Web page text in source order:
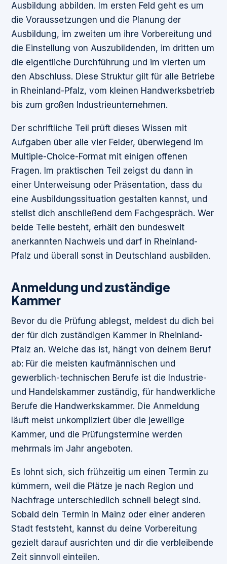
Ausbildung abbilden. Im ersten Feld geht es um
die Voraussetzungen und die Planung der
Ausbildung, im zweiten um ihre Vorbereitung und
die Einstellung von Auszubildenden, im dritten um
die eigentliche Durchführung und im vierten um
den Abschluss. Diese Struktur gilt für alle Betriebe
in Rheinland-Pfalz, vom kleinen Handwerksbetrieb
bis zum großen Industrieunternehmen.
Der schriftliche Teil prüft dieses Wissen mit
Aufgaben über alle vier Felder, überwiegend im
Multiple-Choice-Format mit einigen offenen
Fragen. Im praktischen Teil zeigst du dann in
einer Unterweisung oder Präsentation, dass du
eine Ausbildungssituation gestalten kannst, und
stellst dich anschließend dem Fachgespräch. Wer
beide Teile besteht, erhält den bundesweit
anerkannten Nachweis und darf in Rheinland-
Pfalz und überall sonst in Deutschland ausbilden.
Anmeldung und zuständige
Kammer
Bevor du die Prüfung ablegst, meldest du dich bei
der für dich zuständigen Kammer in Rheinland-
Pfalz an. Welche das ist, hängt von deinem Beruf
ab: Für die meisten kaufmännischen und
gewerblich-technischen Berufe ist die Industrie-
und Handelskammer zuständig, für handwerkliche
Berufe die Handwerkskammer. Die Anmeldung
läuft meist unkompliziert über die jeweilige
Kammer, und die Prüfungstermine werden
mehrmals im Jahr angeboten.
Es lohnt sich, sich frühzeitig um einen Termin zu
kümmern, weil die Plätze je nach Region und
Nachfrage unterschiedlich schnell belegt sind.
Sobald dein Termin in Mainz oder einer anderen
Stadt feststeht, kannst du deine Vorbereitung
gezielt darauf ausrichten und dir die verbleibende
Zeit sinnvoll einteilen.